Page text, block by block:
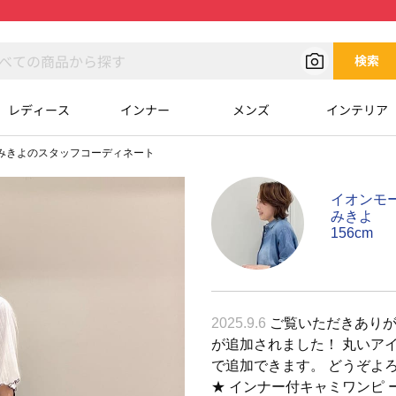
検索
レディース インナー メンズ インテリア
きよのスタッフコーディネート
イオンモ
みきよ
156cm
2025.9.6 ご覧いただきあり
が追加されました！ 丸いア
で追加できます。 どうぞ
★ インナー付キャミワンピ